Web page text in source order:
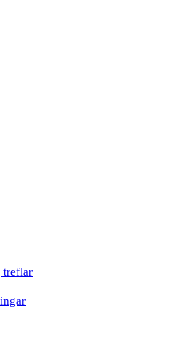
treflar